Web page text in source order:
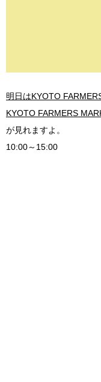
明日はKYOTO
KYOTO FARMERS
が見れますよ。
10:00～15:00